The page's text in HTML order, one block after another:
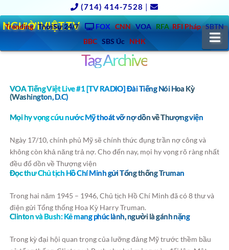
(714) 414-7528 |
Trending ThờiSự 24/7 FOX CNN VOA RFA RFI Pháp SBTN
BBC SBS Úc NHK
NGƯỜIVIỆT.TV
Tag Archive
VOA Tiếng Việt Live #1 [TV RADIO] Đài Tiếng Nói Hoa Kỳ
(Washington, D.C)
Mọi hy vọng cứu nước Mỹ thoát vỡ nợ dồn về Thượng viện
Ngày 17/10, chính phủ Mỹ sẽ chính thức đụng trần nợ công và
không còn khả năng trả nợ. Cho đến nay, mọi hy vọng rõ ràng nhất
đều đổ dồn về Thượng viện
Đọc thư Chủ tịch Hồ Chí Minh gửi Tổng thống Truman
Trong hai năm 1945 – 1946, Chủ tịch Hồ Chí Minh đã có 8 thư và
điện gửi Tổng thống Hoa Kỳ Harry Truman.
Clinton và Bush: Kẻ mang phúc lành, người là gánh nặng
Trong kỳ đại hội quan trọng của lưỡng đảng Mỹ trước thềm bầu